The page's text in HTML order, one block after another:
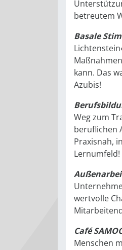
betreutem
Basale
kann. Das
Azubis!
Weg zum
beruflichen
Praxisnah,
Lernumfeld!
wertvolle
Café
Menschen